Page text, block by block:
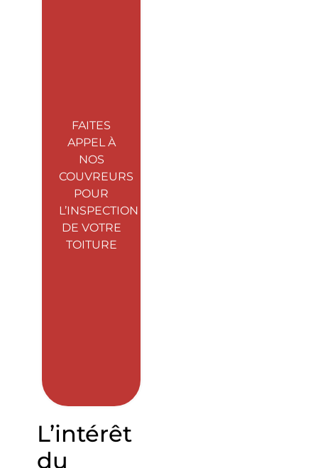
FAITES
APPEL À
NOS
COUVREURS
POUR
L’INSPECTION
DE VOTRE
TOITURE
L’intérêt
du